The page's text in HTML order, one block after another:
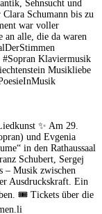
Sehnsucht und
Schumann bis zu
war voller
an alle, die da waren
#Sopran Klaviermusik
Musikliebe